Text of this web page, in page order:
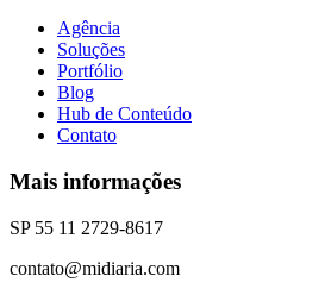
Agência
Soluções
Portfólio
Blog
Hub de Conteúdo
Contato
Mais informações
SP 55 11 2729-8617
contato@midiaria.com